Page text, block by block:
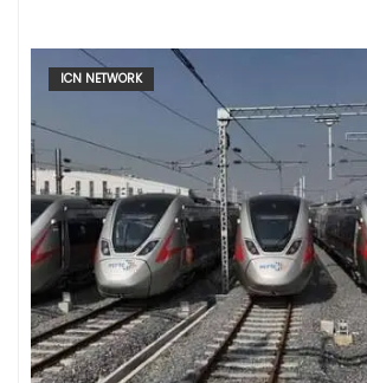
ICN NETWORK